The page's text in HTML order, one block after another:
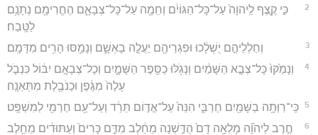
2
כִּ֣י קֶ֤צֶף לַֽיהוָה֙ עַל־כָּל־הַגּוֹיִ֔ם וְחֵמָ֖ה עַל־כָּל־צְבָאָ֑ם הֶחֱרִימָ֖ם נְתָנָ֥ם
לַטָּֽבַח׃
3 וְחַלְלֵיהֶ֣ם יֻשְׁלָ֔כוּ וּפִגְרֵיהֶ֖ם יַעֲלֶ֣ה בָאְשָׁ֑ם וְנָמַ֥סּוּ הָרִ֖ים מִדָּמָֽם׃
4
וְנָמַ֙קּוּ֙ כָּל־צְבָ֣א הַשָּׁמַ֔יִם וְנָגֹ֥לּוּ כַסֵּ֖פֶר הַשָּׁמָ֑יִם וְכָל־צְבָאָ֣ם יִבּ֔וֹל כִּנְבֹ֤ל
עָלֶה֙ מִגֶּ֔פֶן וּכְנֹבֶ֖לֶת מִתְּאֵנָֽה׃
5 כִּֽי־רִוְּתָ֥ה בַשָּׁמַ֖יִם חַרְבִּ֑י הִנֵּה֙ עַל־אֱד֣וֹם תֵּרֵ֔ד וְעַל־עַ֥ם חֶרְמִ֖י לְמִשְׁפָּֽט׃
6
חֶ֣רֶב לַיהוָ֞ה מָלְאָ֥ה דָם֙ הֻדַּ֣שְׁנָה מֵחֵ֔לֶב מִדַּ֤ם כָּרִים֙ וְעַתּוּדִ֔ים מֵחֵ֖לֶב